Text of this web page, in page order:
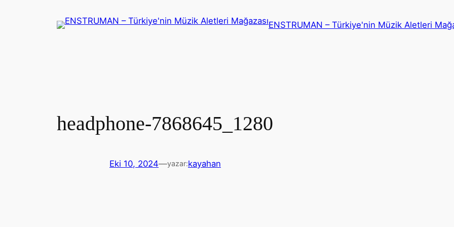
ENSTRUMAN – Türkiye'nin Müzik Aletleri
headphone-7868645_1280
Eki 10, 2024—yazar:kayahan